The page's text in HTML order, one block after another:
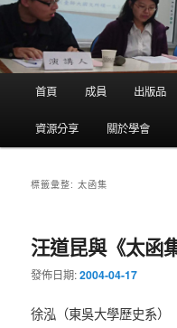
首頁 成員 出版品
資源分享 關於學會
標籤彙整:太函集
汪道昆與《太函
發佈日期:2004-04-17
徐泓（東吳大學歷史系）